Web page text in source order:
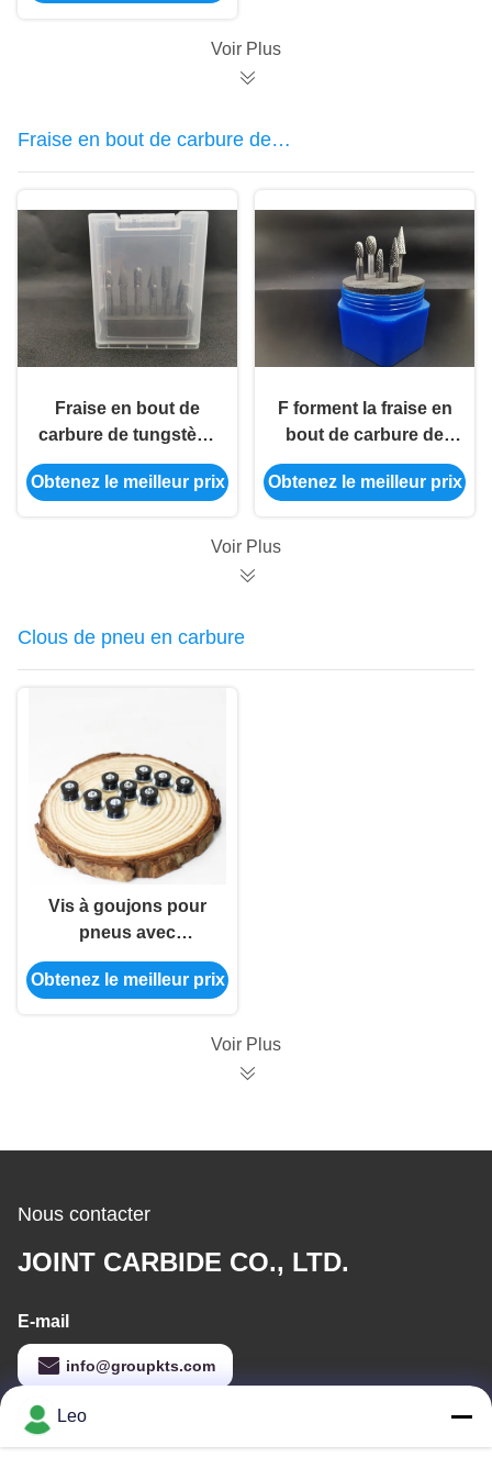
Voir Plus
Fraise en bout de carbure de
tungstène
Fraise en bout de
carbure de tungstène
de la jambe YG10X du
travail du bois 6MM
Obtenez le meilleur prix
F forment la fraise en
bout de carbure de
tungstène YG6 pour
la broyeur de moule
Obtenez le meilleur prix
Voir Plus
Clous de pneu en carbure
Vis à goujons pour
pneus avec
longueurs de
6/7/8/9/10 mm et
pour la réparation des
Obtenez le meilleur prix
Voir Plus
Nous contacter
JOINT CARBIDE CO., LTD.
E-mail
info@groupkts.com
Notre adresse
Leo